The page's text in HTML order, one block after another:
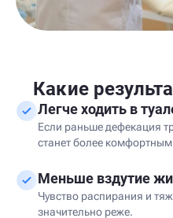
Какие
Легче ходить в
Если раньше дефекация
станет более
Меньше вздутие
Чувство распирания и
значительно реже.